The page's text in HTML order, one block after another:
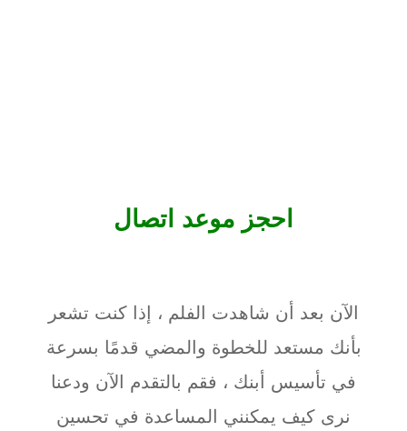
احجز موعد اتصال
الآن بعد أن شاهدت الفلم ، إذا كنت تشعر
بأنك مستعد للخطوة والمضي قدمًا بسرعة
في تأسيس أبنك ، فقم بالتقدم الآن ودعنا
نرى كيف يمكنني المساعدة في تحسين